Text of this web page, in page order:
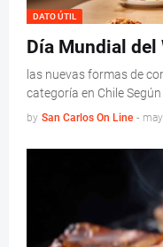
DATO ÚTIL
Día Mundial del
las nuevas formas de
categoría en Chile Según
by San Carlos On Line -